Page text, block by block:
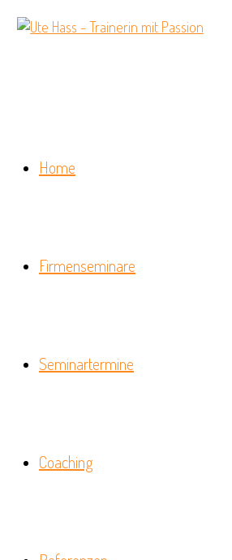
Home
Firmenseminare
Seminartermine
Coaching